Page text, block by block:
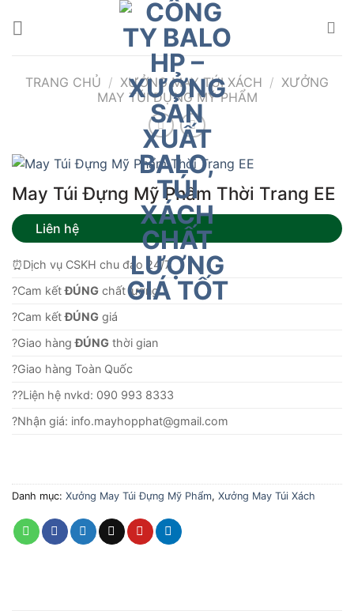
TRANG CHỦ / XƯỞNG MAY TÚI XÁCH / XƯỞNG
MAY TÚI ĐỰNG MỸ PHẨM
May Túi Đựng Mỹ Phẩm Thời Trang EE
Liên hệ
⏰Dịch vụ CSKH chu đáo 24/7
?Cam kếtĐÚNG chất lượng.
?Cam kếtĐÚNG giá
?Giao hàngĐÚNG thời gian
?Giao hàng Toàn Quốc
??Liện hệ nvkd: 090 993 8333
?Nhận giá: info.mayhopphat@gmail.com
Danh mục: Xưởng May Túi Đựng Mỹ Phẩm, Xưởng May Túi Xách